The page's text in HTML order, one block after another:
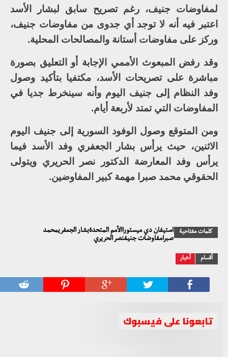
لمفاوضات جنيف، رغم تصريح سابق لبشار الأسد
اعتبر فيه أنه لا توجد أي جدوى من مفاوضات جنيف،
وركز على مفاوضات أستانة والمصالحات المحلية.
وقد رفض المبعوث الأممي الإجابة أو التعليق بصورة
مباشرة على تصريحات الأسد، مكتفيا بتأكيد وصول
وفد النظام إلى جنيف اليوم وأنه سينخرط جديا في
المفاوضات التي تمتد لأربعة أيام.
ومن المتوقع وصول الوفود السورية إلى جنيف اليوم
الاثنين، حيث يرأس بشار الجعفري وفد الأسد فيما
يرأس وفد المعارضة الدكتور نصر الحريري ويتولى
الحقوقي محمد صبرا مهمة كبير المفاوضين.
كلمات مفتاحية
استيفان دي ميستوراالأمم المتحدةبشار الجعفريمحمد
صبرامفاوضات جنيفنصر الحريري
أقسام أخبار
تابعونا على فيسبوك